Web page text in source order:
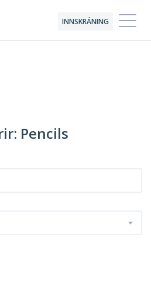
INNSKRÁNING
Pencils